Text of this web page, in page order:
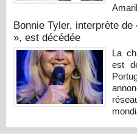
Bonnie Tyler, interprète
», est décédée
La
est